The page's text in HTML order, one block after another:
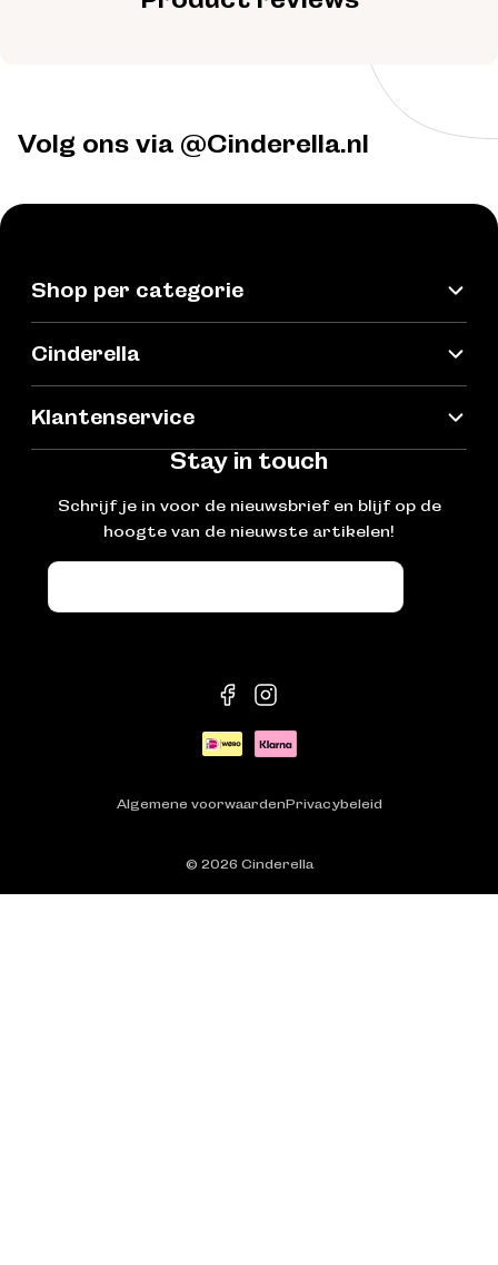
Volg ons via @Cinderella.nl
Shop per categorie
Cinderella
Klantenservice
Stay in touch
Schrijf je in voor de nieuwsbrief en blijf op de
hoogte van de nieuwste artikelen!
facebookinstagram
© 2026 Cinderella
Algemene voorwaardenPrivacybeleid